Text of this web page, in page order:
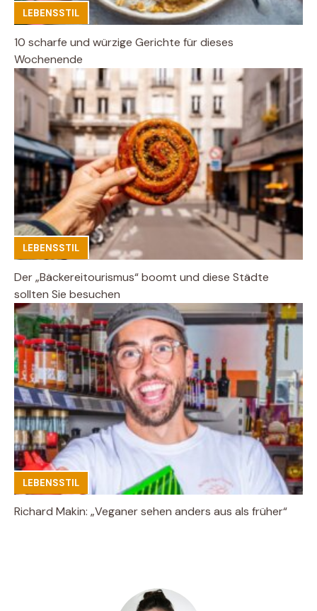
LEBENSSTIL
10 scharfe und würzige Gerichte für dieses
Wochenende
LEBENSSTIL
Der „Bäckereitourismus“ boomt und diese Städte
sollten Sie besuchen
LEBENSSTIL
Richard Makin: „Veganer sehen anders aus als früher“